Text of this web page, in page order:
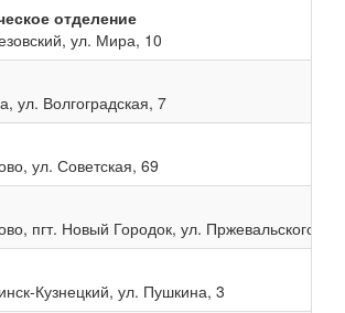
отделение
ул. Мира, 10
ул. Волгоградская, 7
ул. Советская, 69
пгт. Новый Городок, ул. Пржевальского, 13
Кузнецкий, ул. Пушкина, 3